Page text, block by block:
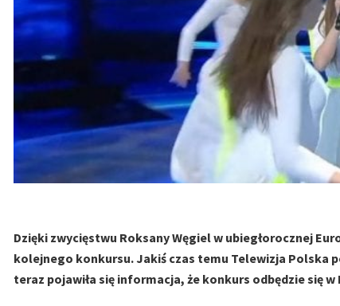
Dzięki zwycięstwu Roksany Węgiel w ubiegłorocznej
kolejnego konkursu. Jakiś czas temu Telewizja Polska
teraz pojawiła się informacja, że konkurs odbędzie się w